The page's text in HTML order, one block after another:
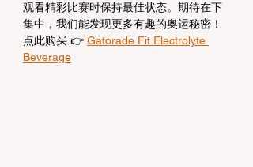
观看精彩比赛时保持最佳状态。期待在下
集中，我们能发现更多有趣的奥运秘密！
点此购买 👉 Gatorade Fit Electrolyte
Beverage